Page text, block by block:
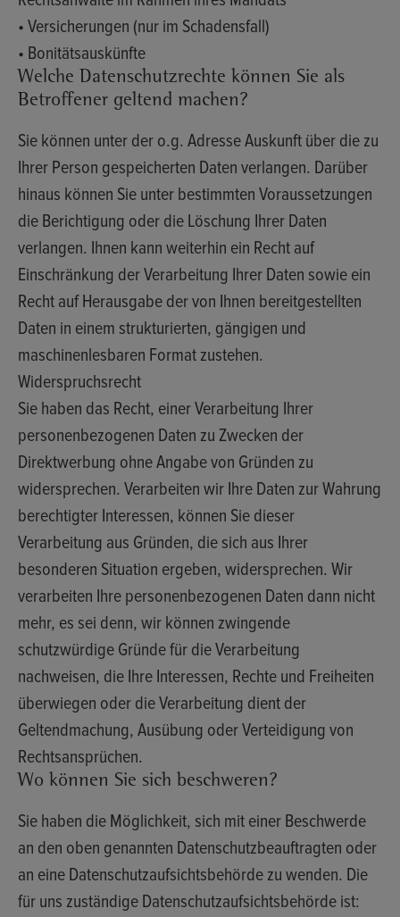
• Versicherungen (nur im Schadensfall)
• Bonitätsauskünfte
Welche Datenschutzrechte können Sie als
Betroffener geltend machen?
Sie können unter der o.g. Adresse Auskunft über die zu
Ihrer Person gespeicherten Daten verlangen. Darüber
hinaus können Sie unter bestimmten Voraussetzungen
die Berichtigung oder die Löschung Ihrer Daten
verlangen. Ihnen kann weiterhin ein Recht auf
Einschränkung der Verarbeitung Ihrer Daten sowie ein
Recht auf Herausgabe der von Ihnen bereitgestellten
Daten in einem strukturierten, gängigen und
maschinenlesbaren Format zustehen.
Widerspruchsrecht
Sie haben das Recht, einer Verarbeitung Ihrer
personenbezogenen Daten zu Zwecken der
Direktwerbung ohne Angabe von Gründen zu
widersprechen. Verarbeiten wir Ihre Daten zur Wahrung
berechtigter Interessen, können Sie dieser
Verarbeitung aus Gründen, die sich aus Ihrer
besonderen Situation ergeben, widersprechen. Wir
verarbeiten Ihre personenbezogenen Daten dann nicht
mehr, es sei denn, wir können zwingende
schutzwürdige Gründe für die Verarbeitung
nachweisen, die Ihre Interessen, Rechte und Freiheiten
überwiegen oder die Verarbeitung dient der
Geltendmachung, Ausübung oder Verteidigung von
Rechtsansprüchen.
Wo können Sie sich beschweren?
Sie haben die Möglichkeit, sich mit einer Beschwerde
an den oben genannten Datenschutzbeauftragten oder
an eine Datenschutzaufsichtsbehörde zu wenden. Die
für uns zuständige Datenschutzaufsichtsbehörde ist: